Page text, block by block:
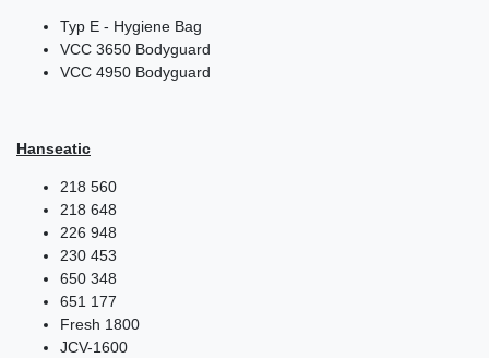
Typ E - Hygiene Bag
VCC 3650 Bodyguard
VCC 4950 Bodyguard
Hanseatic
218 560
218 648
226 948
230 453
650 348
651 177
Fresh 1800
JCV-1600